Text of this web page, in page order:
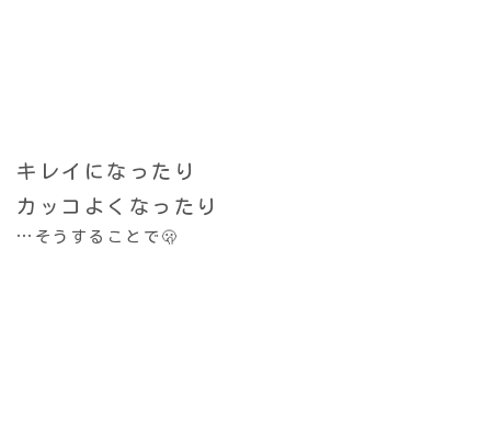
キレイになったり
カッコよくなったり
…そうすることで🫢